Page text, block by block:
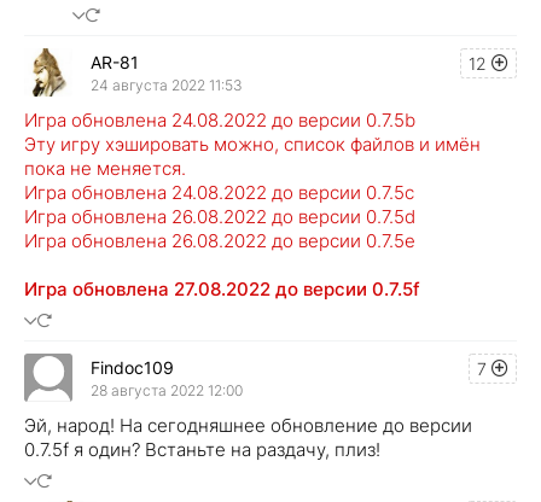
12
AR-81
24 августа 2022 11:53
Игра обновлена 24.08.2022 до версии 0.7.5b
Эту игру хэшировать можно, список файлов и имён
пока не меняется.
Игра обновлена 24.08.2022 до версии 0.7.5c
Игра обновлена 26.08.2022 до версии 0.7.5d
Игра обновлена 26.08.2022 до версии 0.7.5e
Игра обновлена 27.08.2022 до версии 0.7.5f
7
Findoc109
28 августа 2022 12:00
Эй, народ! На сегодняшнее обновление до версии
0.7.5f я один? Встаньте на раздачу, плиз!